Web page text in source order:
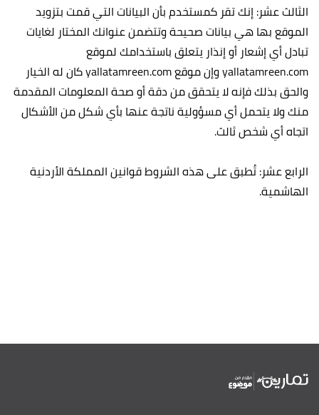
الثالث عشر: إنك تقر كمستخدم بأن البيانات التي قمت بتزويد
الموقع بها هي بيانات صحيحة وتتضمن عنوانك المختار لغايات
تبادل أي إشعار أو إنذار يتعلق باستخدامك لموقع
yallatamreen.com وإن موقع yallatamreen.com كان له الخيار
والحق بذلك فإنه لا يتحقق من دقة أو صحة المعلومات المقدمة
منك ولا يتحمل أي مسؤولية ناتجة عنها بأي شكل من الأشكال
اتجاه أي شخص ثالث.
الرابع عشر: تُطبق على هذه الشروط قوانين المملكة الأردنية
الهاشمية.